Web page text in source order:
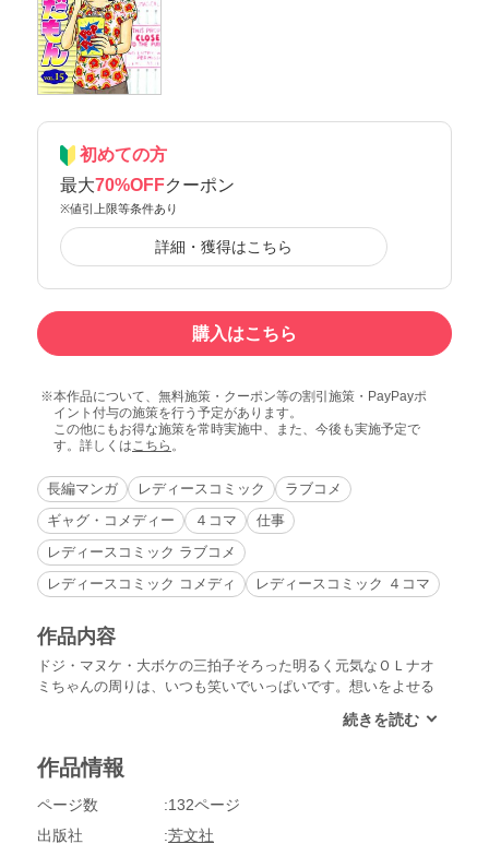
初めての方
最大70%OFFクーポン
※値引上限等条件あり
詳細・獲得はこちら
購入はこちら
本作品について、無料施策・クーポン等の割引施策・PayPayポ
イント付与の施策を行う予定があります。
この他にもお得な施策を常時実施中、また、今後も実施予定で
す。詳しくはこちら 。
長編マンガ レディースコミック
ラブコメ
ギャグ・コメディー
４コマ
仕事
レディースコミック ラブコメ
レディースコミック コメディ
レディースコミック ４コマ
作品内容
ドジ・マヌケ・大ボケの三拍子そろった明るく元気なＯＬナオ
ミちゃんの周りは、いつも笑いでいっぱいです。想いをよせる
作品情報
ページ数
132ページ
出版社
芳文社